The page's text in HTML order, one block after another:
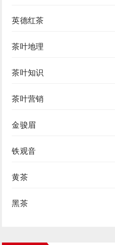
英德红茶
茶叶地理
茶叶知识
茶叶营销
金骏眉
铁观音
黄茶
黑茶